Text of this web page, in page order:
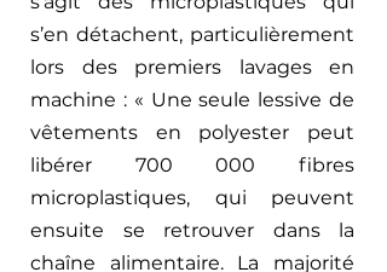
s’en détachent, particulièrement
lors des premiers lavages en
machine : « Une seule lessive de
vêtements en polyester peut
libérer 700 000 fibres
microplastiques, qui peuvent
ensuite se retrouver dans la
chaîne alimentaire. La majorité